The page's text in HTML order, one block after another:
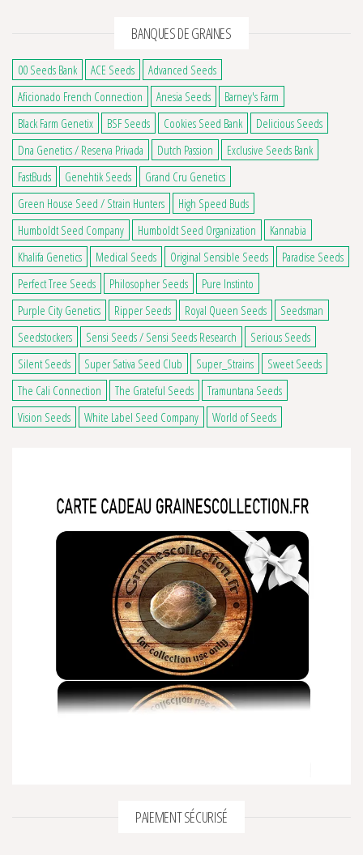
BANQUES DE GRAINES
00 Seeds Bank ACE Seeds
Advanced Seeds
Aficionado French Connection
Anesia Seeds
Barney's Farm
Black Farm Genetix
BSF Seeds Cookies Seed Bank
Delicious Seeds
Dna Genetics / Reserva Privada
Dutch Passion
Exclusive Seeds Bank
FastBuds
Genehtik Seeds
Grand Cru Genetics
Green House Seed / Strain Hunters
High Speed Buds
Humboldt Seed Company
Humboldt Seed Organization
Kannabia
Khalifa Genetics
Medical Seeds Original Sensible Seeds
Paradise Seeds
Perfect Tree Seeds
Philosopher Seeds
Pure Instinto
Purple City Genetics
Ripper Seeds Royal Queen Seeds
Seedsman
Seedstockers
Sensi Seeds / Sensi Seeds Research
Serious Seeds
Silent Seeds
Super Sativa Seed Club Super_Strains
Sweet Seeds
The Cali Connection
The Grateful Seeds
Tramuntana Seeds
Vision Seeds
White Label Seed Company World of Seeds
PAIEMENT SÉCURISÉ